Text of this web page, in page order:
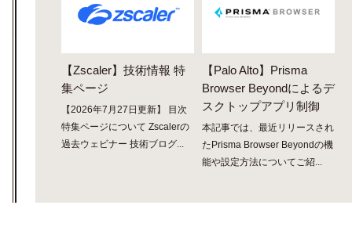
【Zscaler】技術情報 特
集ページ
【2026年7月27日更新】 目次
特集ページについて Zscalerの
過去ウェビナー 技術ブログ...
【Palo Alto】Prisma
Browser Beyondによるデ
スクトップアプリ制御
本記事では、最近リリースされ
たPrisma Browser Beyondの機
能や設定方法についてご紹...